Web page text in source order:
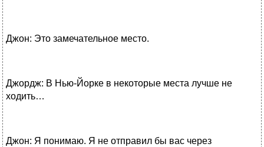
Джон: Это замечательное место.
Джордж: В Нью-Йорке в некоторые места лучше не
ходить…
Джон: Я понимаю. Я не отправил бы вас через